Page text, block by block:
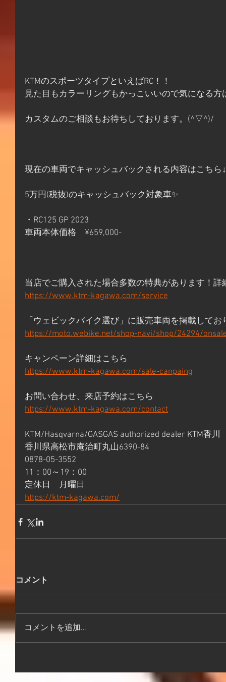
KTMのスポーツタイプといえばRC！！
見た目もカラーリングもかっこいいので気になる
カスタムのご相談もお待ちしております。(^▽^)/
現在の車両でキャッシュバックされる内容はこちら↓
5万円(税抜)のキャッシュバック対象車✨
・RC125 GP 2023
車両本体価格　¥659,000-
当店でご購入された場合多数の特典があります！詳
https://www.ktm-kagawa.com/service
「ウェビックバイク選び」に販売車両を掲載してお
https://moto.webike.net/shop-navi/shop/24294/
キャンペーン詳細はこちら
https://www.ktm-kagawa.com/sale-canpaing
お問い合わせ、来店予約はこちら
https://www.ktm-kagawa.com/contact
KTM/Hasqvarna/GASGAS authorized dealer KTM香川
香川県高松市庵治町丸山6390-84
0878-05-3552
11：00～19：00
定休日　月曜日
https://ktm-kagawa.com/
コメント
コメントを追加…